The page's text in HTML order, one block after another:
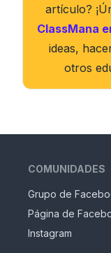
artículo?
ClassMana
ideas,
otros
COMUNIDADES
Grupo de
Página de
Instagram